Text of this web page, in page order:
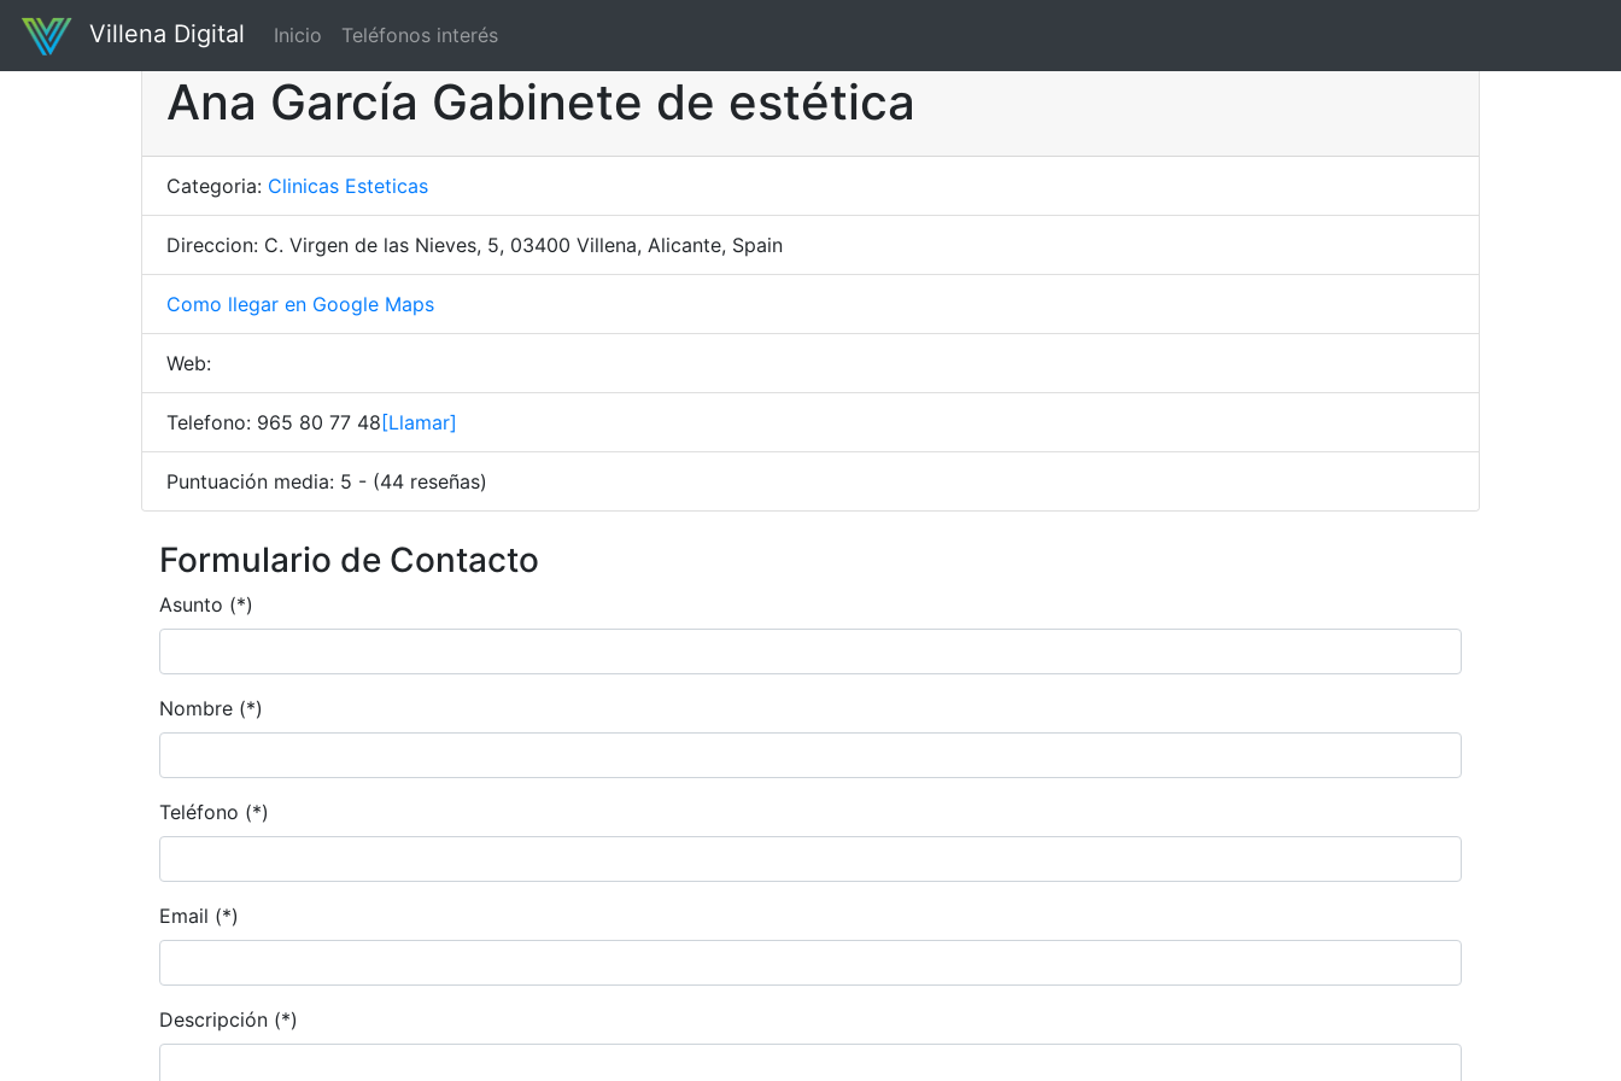
Villena Digital Inicio Teléfonos interés
Ana García Gabinete de estética
Categoria: Clinicas Esteticas
Direccion: C. Virgen de las Nieves, 5, 03400 Villena, Alicante, Spain
Como llegar en Google Maps
Web:
Telefono: 965 80 77 48 [Llamar]
Puntuación media: 5 - (44 reseñas)
Formulario de Contacto
Asunto (*)
Nombre (*)
Teléfono (*)
Email (*)
Descripción (*)